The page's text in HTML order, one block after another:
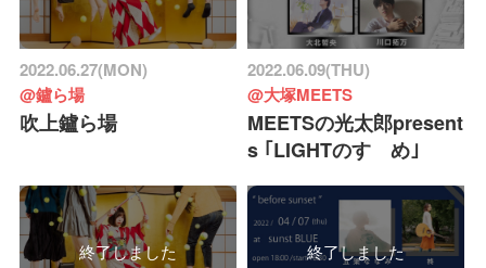
2022.06.27(MON)
@鑪ら場
吹上鑪ら場
2022.06.09(THU)
@大塚MEETS
MEETSの光太郎present
s ｢LIGHTのすゝめ｣
終了しました 終了しました